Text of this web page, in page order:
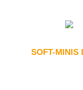
SOFT-MINIS